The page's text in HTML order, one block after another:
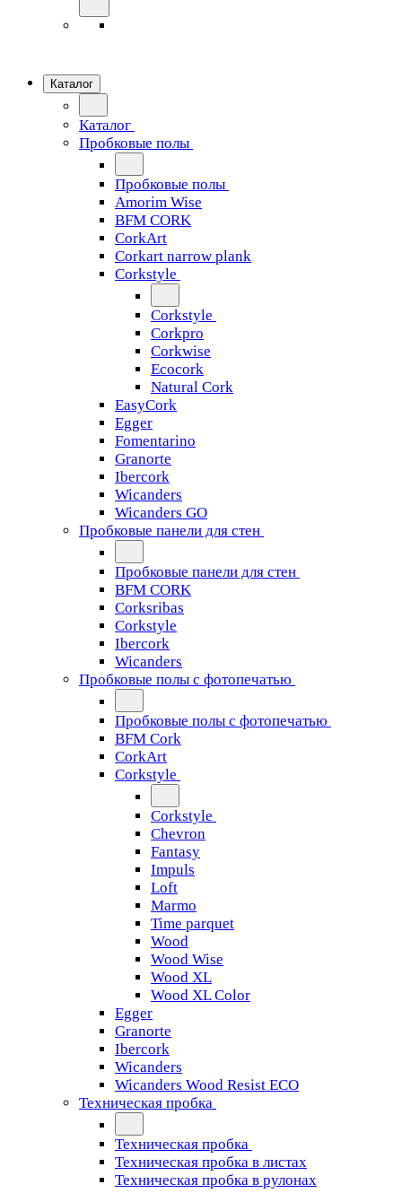
Каталог
Каталог
Пробковые полы
Пробковые полы
Amorim Wise
BFM CORK
CorkArt
Corkart narrow plank
Corkstyle
Corkstyle
Corkpro
Corkwise
Ecocork
Natural Cork
EasyCork
Egger
Fomentarino
Granorte
Ibercork
Wicanders
Wicanders GO
Пробковые панели для стен
Пробковые панели для стен
BFM CORK
Corksribas
Corkstyle
Ibercork
Wicanders
Пробковые полы с фотопечатью
Пробковые полы с фотопечатью
BFM Cork
CorkArt
Corkstyle
Corkstyle
Chevron
Fantasy
Impuls
Loft
Marmo
Time parquet
Wood
Wood Wise
Wood XL
Wood XL Color
Egger
Granorte
Ibercork
Wicanders
Wicanders Wood Resist ECO
Техническая пробка
Техническая пробка
Техническая пробка в листах
Техническая пробка в рулонах